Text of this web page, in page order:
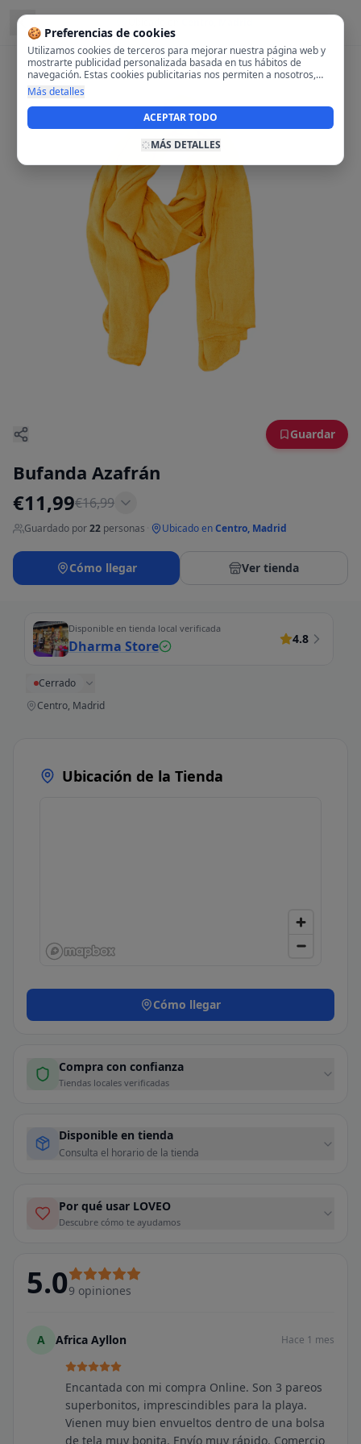
🍪 Preferencias de cookies
Utilizamos cookies de terceros para mejorar nuestra página web y
mostrarte publicidad personalizada basada en tus hábitos de
navegación. Estas cookies publicitarias nos permiten a nosotros,
analizar tu navegación en nuestra página y en internet para
mostrarte anuncios relevantes para ti. Al activarlas, aceptas el uso
de cookies para fines publicitarios y la recopilación y tratamiento de
tus datos de navegación, incluyendo la posible compartición de
Más detalles
ACEPTAR TODO
MÁS DETALLES
Guardar
Bufanda Azafrán
€11,99€16,99
Guardado por22 personas Ubicado enCentro, Madrid
Cómo llegar Ver tienda
Disponible en tienda local verificada
Dharma Store 4.8
Cerrado
Centro, Madrid
Ubicación de la Tienda
Cómo llegar
Compra con confianza
Tiendas locales verificadas
Disponible en tienda
Consulta el horario de la tienda
Por qué usar LOVEO
Descubre cómo te ayudamos
5.09 opiniones
A Africa Ayllon Hace 1 mes
Encantada con mi compra Online. Son 3 pareos
superbonitos, imprescindibles para la playa.
Vienen muy bien envueltos dentro de una bolsa
de tela muy bonita. Envío muy rápido. Comercio